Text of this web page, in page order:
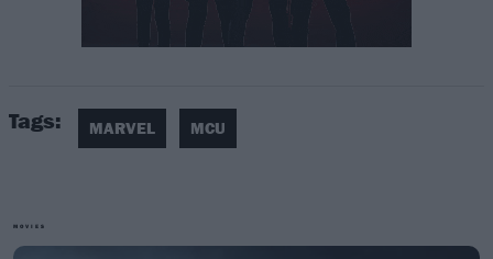
Tags: MARVEL MCU
MOVIES